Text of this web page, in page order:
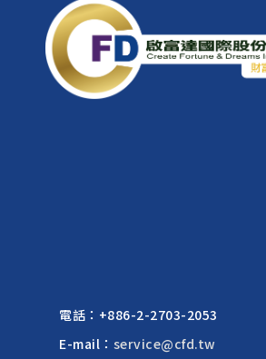
電話： +886-2-2703-2053
E-mail： service@cfd.tw